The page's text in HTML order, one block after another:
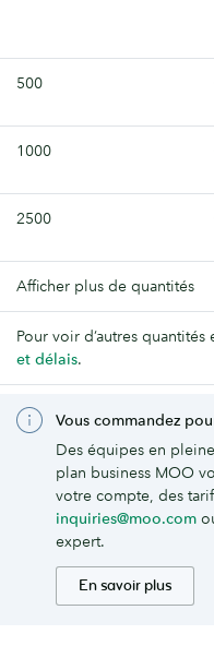
500
1000
2500
Afficher plus de quantités
Pour voir d’autres
et délais.
Vous commandez
Des équipes en
plan business MOO
votre compte, des
inquiries@moo.com
expert.
En savoir plus